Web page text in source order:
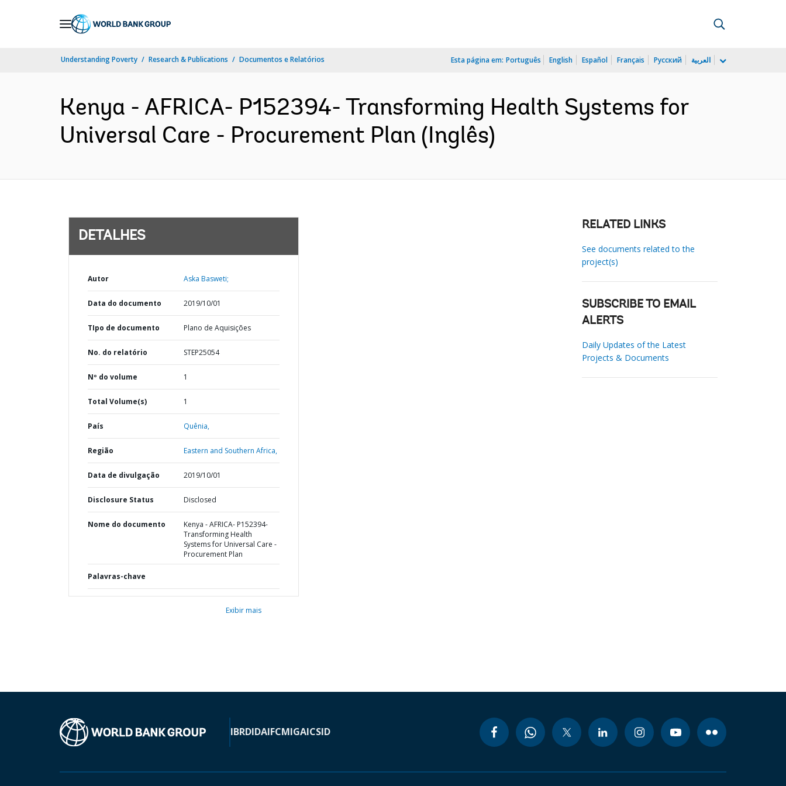
Understanding Poverty Research & Publications Documentos e Relatórios Esta página em: Português English Español Français Русский العربية
Kenya - AFRICA- P152394- Transforming Health Systems for
Universal Care - Procurement Plan (Inglês)
DETALHES
Autor Aska Basweti;
Data do documento 2019/10/01
TIpo de documento Plano de Aquisições
No. do relatório STEP25054
Nº do volume 1
Total Volume(s) 1
País Quênia,
Região Eastern and Southern Africa,
Data de divulgação 2019/10/01
Disclosure Status Disclosed
Nome do documento
Kenya - AFRICA- P152394-
Transforming Health
Systems for Universal Care -
Procurement Plan
Palavras-chave
Exibir mais
RELATED LINKS
See documents related to the
project(s)
SUBSCRIBE TO EMAIL
ALERTS
Daily Updates of the Latest
Projects & Documents
IBRDIDAIFCMIGAICSID